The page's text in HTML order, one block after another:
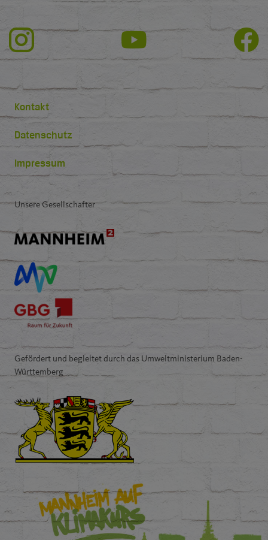
Kontakt
Datenschutz
Impressum
Unsere Gesellschafter
Gefördert und begleitet durch das Umweltministerium Baden-
Württemberg